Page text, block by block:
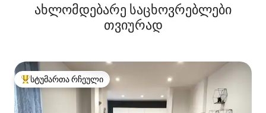
ახლომდებარე საცხოვრებლები
თვიურად
სტუმართა რჩეული მოწინავე ვარიანტი
სტუმართა რჩეული